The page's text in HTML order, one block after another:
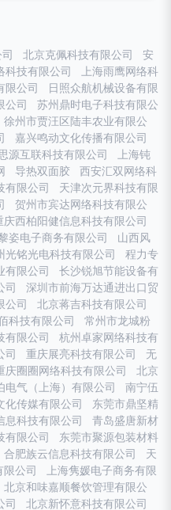
北京克佩科技有限公司
安
科技有限公司
上海雨鹰网络科
限公司
日照众航机械设备有限
公司
苏州鼎时电子科技有限公
徐州市贾汪区陆丰农业有限公
嘉兴鸣动文化传播有限公司
源互联科技有限公司
上海钝
导热双面胶
西安汇双网络科
有限公司
天津次元界科技有限
贺州市宾达网络科技有限公
庆西柏阳健信息科技有限公司
姿电子商务有限公司
山西风
光铭光电科技有限公司
程力专
有限公司
长沙锐旭节能设备有
司
深圳市前海万达通进出口贸
公司
北京蒋吉科技有限公司
科技有限公司
常州市龙城粉
有限公司
杭州卓家网络科技有
司 重庆展亮科技有限公司
无
庆圈圈网络科技有限公司
北京
电气（上海）有限公司
南宁伍
化传媒有限公司
东莞市鼎坚精
息科技有限公司
青岛盛唐新材
有限公司
东莞市聚源包装材料
合肥族云信息科技有限公司
天
公司
上海隽媛电子商务有限
北京和味嘉顺餐饮管理有限公
司 北京新怀意科技有限公司